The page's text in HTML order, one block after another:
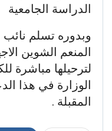
الدراسة الجامعية
وبدوره تسلم
المنعم الشوين
لترحيلها مباشرة
الوزارة في هذا
المقبلة .